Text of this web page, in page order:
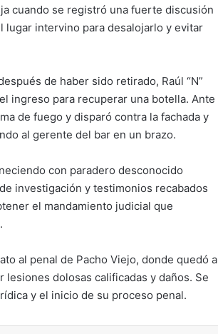
cuando se registró una fuerte discusión
lugar intervino para desalojarlo y evitar
de haber sido retirado, Raúl “N”
ingreso para recuperar una botella. Ante
de fuego y disparó contra la fachada y
al gerente del bar en un brazo.
con paradero desconocido
investigación y testimonios recabados
el mandamiento judicial que
al penal de Pacho Viejo, donde quedó a
dolosas calificadas y daños. Se
y el inicio de su proceso penal.